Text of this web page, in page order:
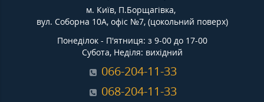
м. Київ, П.Борщагівка,
вул. Соборна 10А, офіс №7, (цокольний поверх)
Понеділок - П'ятниця: з 9-00 до 17-00
Субота, Неділя: вихідний
066-204-11-33
068-204-11-33